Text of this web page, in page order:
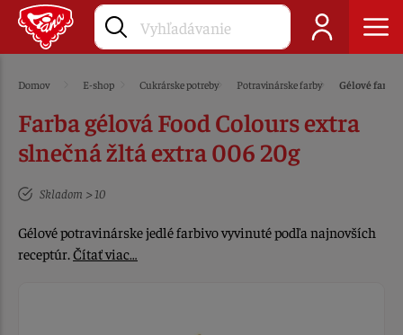
Domov E-shop Cukrárske potreby Potravinárske farby Gélové farby
Farba gélová Food Colours extra
slnečná žltá extra 006 20g
Skladom > 10
Gélové potravinárske jedlé farbivo vyvinuté podľa najnovších
receptúr.Čítať viac…